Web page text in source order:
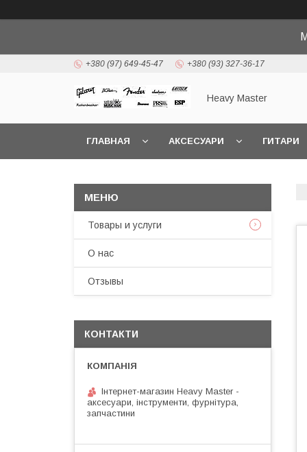
+380 (97) 649-45-47 +380 (93) 327-36-17
Heavy Master
ГЛАВНАЯ АКСЕСУАРИ ГИТАРИ
Товары и услуги
О нас
Отзывы
КОНТАКТИ
Інтернет-магазин Heavy Master -
аксесуари, інструменти, фурнітура,
запчастини